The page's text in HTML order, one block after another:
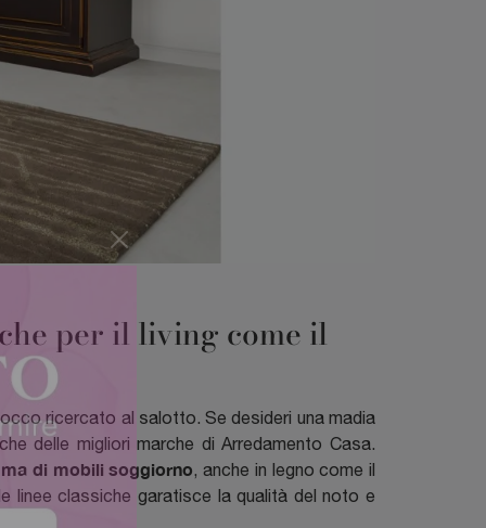
per il living come il
ricercato al salotto. Se desideri una madia
delle migliori marche di Arredamento Casa.
di mobili soggiorno, anche in legno come il
linee classiche garatisce la qualità del noto e